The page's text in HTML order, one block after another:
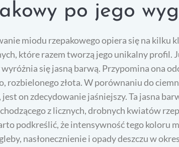
po jego
miodu rzepakowego opiera się na kilku
które razem tworzą jego unikalny profil.
się jasną barwą. Przypomina ona
rozbielonego złota. W porównaniu do
jest on zdecydowanie jaśniejszy. Ta jasna
z licznych, drobnych kwiatów
podkreślić, że intensywność tego koloru
nasłonecznienie i opady deszczu w